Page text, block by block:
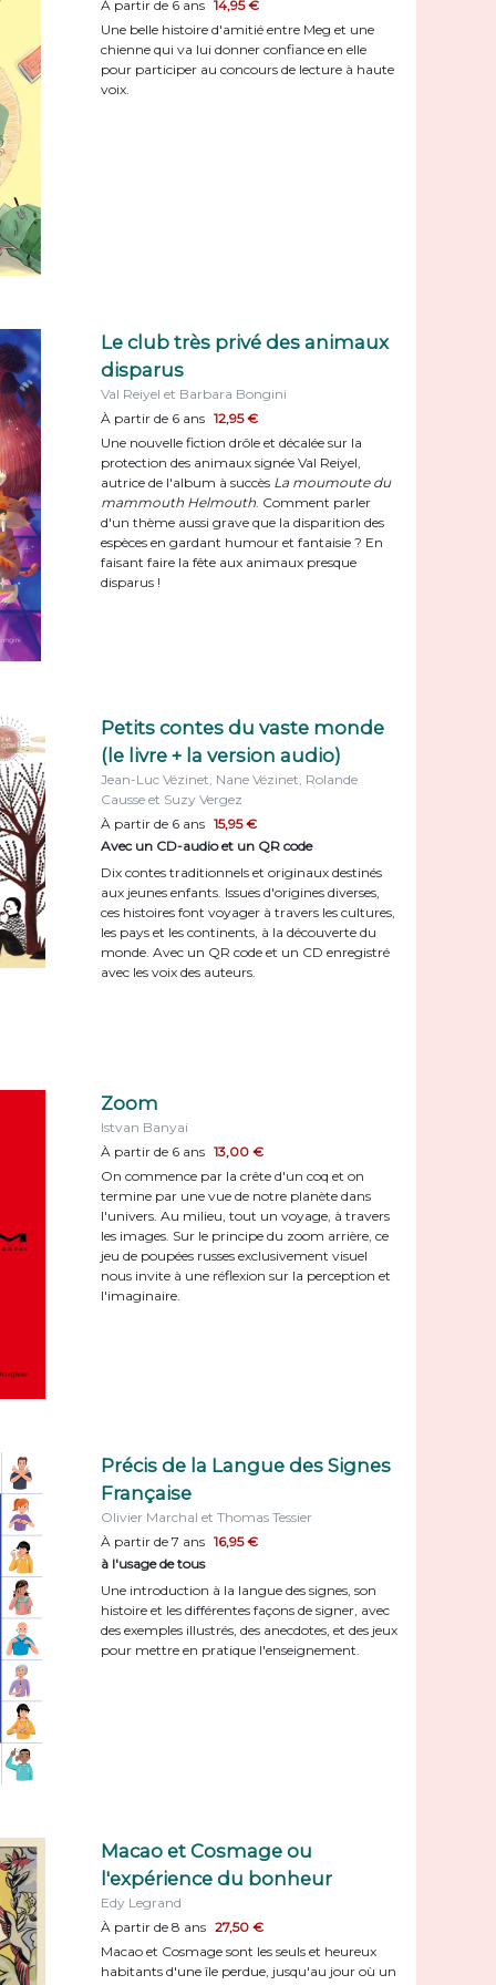
À partir de 6 ans 14,95 €
Une belle histoire d'amitié entre Meg et une
chienne qui va lui donner confiance en elle
pour participer au concours de lecture à haute
voix.
Le club très privé des animaux
disparus
Val Reiyel et Barbara Bongini
À partir de 6 ans 12,95 €
Une nouvelle fiction drôle et décalée sur la
protection des animaux signée Val Reiyel,
autrice de l'album à succès La moumoute du
mammouth Helmouth. Comment parler
d'un thème aussi grave que la disparition des
espèces en gardant humour et fantaisie ? En
faisant faire la fête aux animaux presque
disparus !
Petits contes du vaste monde
(le livre + la version audio)
Jean-Luc Vézinet, Nane Vézinet, Rolande
Causse et Suzy Vergez
À partir de 6 ans 15,95 €
Avec un CD-audio et un QR code
Dix contes traditionnels et originaux destinés
aux jeunes enfants. Issues d'origines diverses,
ces histoires font voyager à travers les cultures,
les pays et les continents, à la découverte du
monde. Avec un QR code et un CD enregistré
avec les voix des auteurs.
Zoom
Istvan Banyai
À partir de 6 ans 13,00 €
On commence par la crête d'un coq et on
termine par une vue de notre planète dans
l'univers. Au milieu, tout un voyage, à travers
les images. Sur le principe du zoom arrière, ce
jeu de poupées russes exclusivement visuel
nous invite à une réflexion sur la perception et
l'imaginaire.
Précis de la Langue des Signes
Française
Olivier Marchal et Thomas Tessier
À partir de 7 ans 16,95 €
à l'usage de tous
Une introduction à la langue des signes, son
histoire et les différentes façons de signer, avec
des exemples illustrés, des anecdotes, et des jeux
pour mettre en pratique l'enseignement.
Macao et Cosmage ou
l'expérience du bonheur
Edy Legrand
À partir de 8 ans 27,50 €
Macao et Cosmage sont les seuls et heureux
habitants d'une île perdue, jusqu'au jour où un